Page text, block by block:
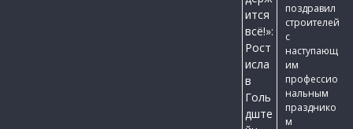
поздравил
строителей
с
наступающ
им
профессио
нальным
празднико
м